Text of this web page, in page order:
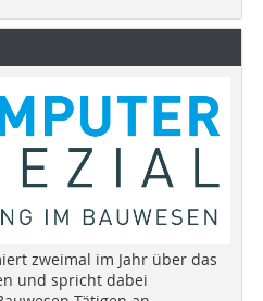
zweimal im Jahr über das
und spricht dabei